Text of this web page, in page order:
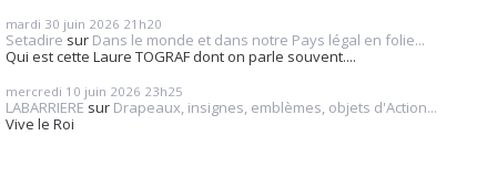
mardi 30 juin 2026 21h20
Setadire sur Dans le monde et dans notre Pays légal en folie...
Qui est cette Laure TOGRAF dont on parle souvent....
mercredi 10 juin 2026 23h25
LABARRIERE sur Drapeaux, insignes, emblèmes, objets d'Action...
Vive le Roi